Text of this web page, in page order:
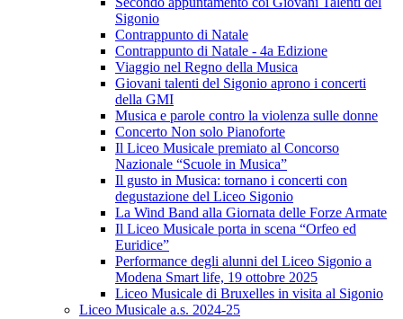
Sigonio
Contrappunto di Natale
Contrappunto di Natale - 4a Edizione
Viaggio nel Regno della Musica
Giovani talenti del Sigonio aprono i concerti
della GMI
Musica e parole contro la violenza sulle donne
Concerto Non solo Pianoforte
Il Liceo Musicale premiato al Concorso
Nazionale “Scuole in Musica”
Il gusto in Musica: tornano i concerti con
degustazione del Liceo Sigonio
La Wind Band alla Giornata delle Forze Armate
Il Liceo Musicale porta in scena “Orfeo ed
Euridice”
Performance degli alunni del Liceo Sigonio a
Modena Smart life, 19 ottobre 2025
Liceo Musicale di Bruxelles in visita al Sigonio
Liceo Musicale a.s. 2024-25